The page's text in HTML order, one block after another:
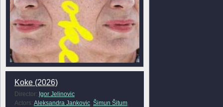
Koke (2026)
Director: Igor Jelinovic
Actors: Aleksandra Jankovic, Šimun Šitum,